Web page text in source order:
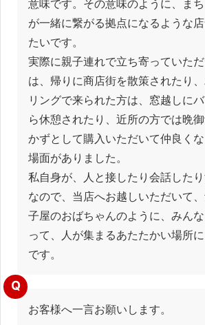
意味です。その意味のように、ま
が一緒に繋がる拠点になるような
たいです。
実際に親子連れで立ち寄っていた
は、帰りに商店街を散策されたり
リングで来られた方は、窓越しに
ら休憩されたり、近所の方では晩
かずとして購入いただいて仲良く
場面がありました。
私自身が、人と接したり会話した
なので、当店へお越しいただいて
子屋のおばちゃんのように、みん
って、人が集まるあたたかい場所
です。
Q
お客様へ一言お願いします。